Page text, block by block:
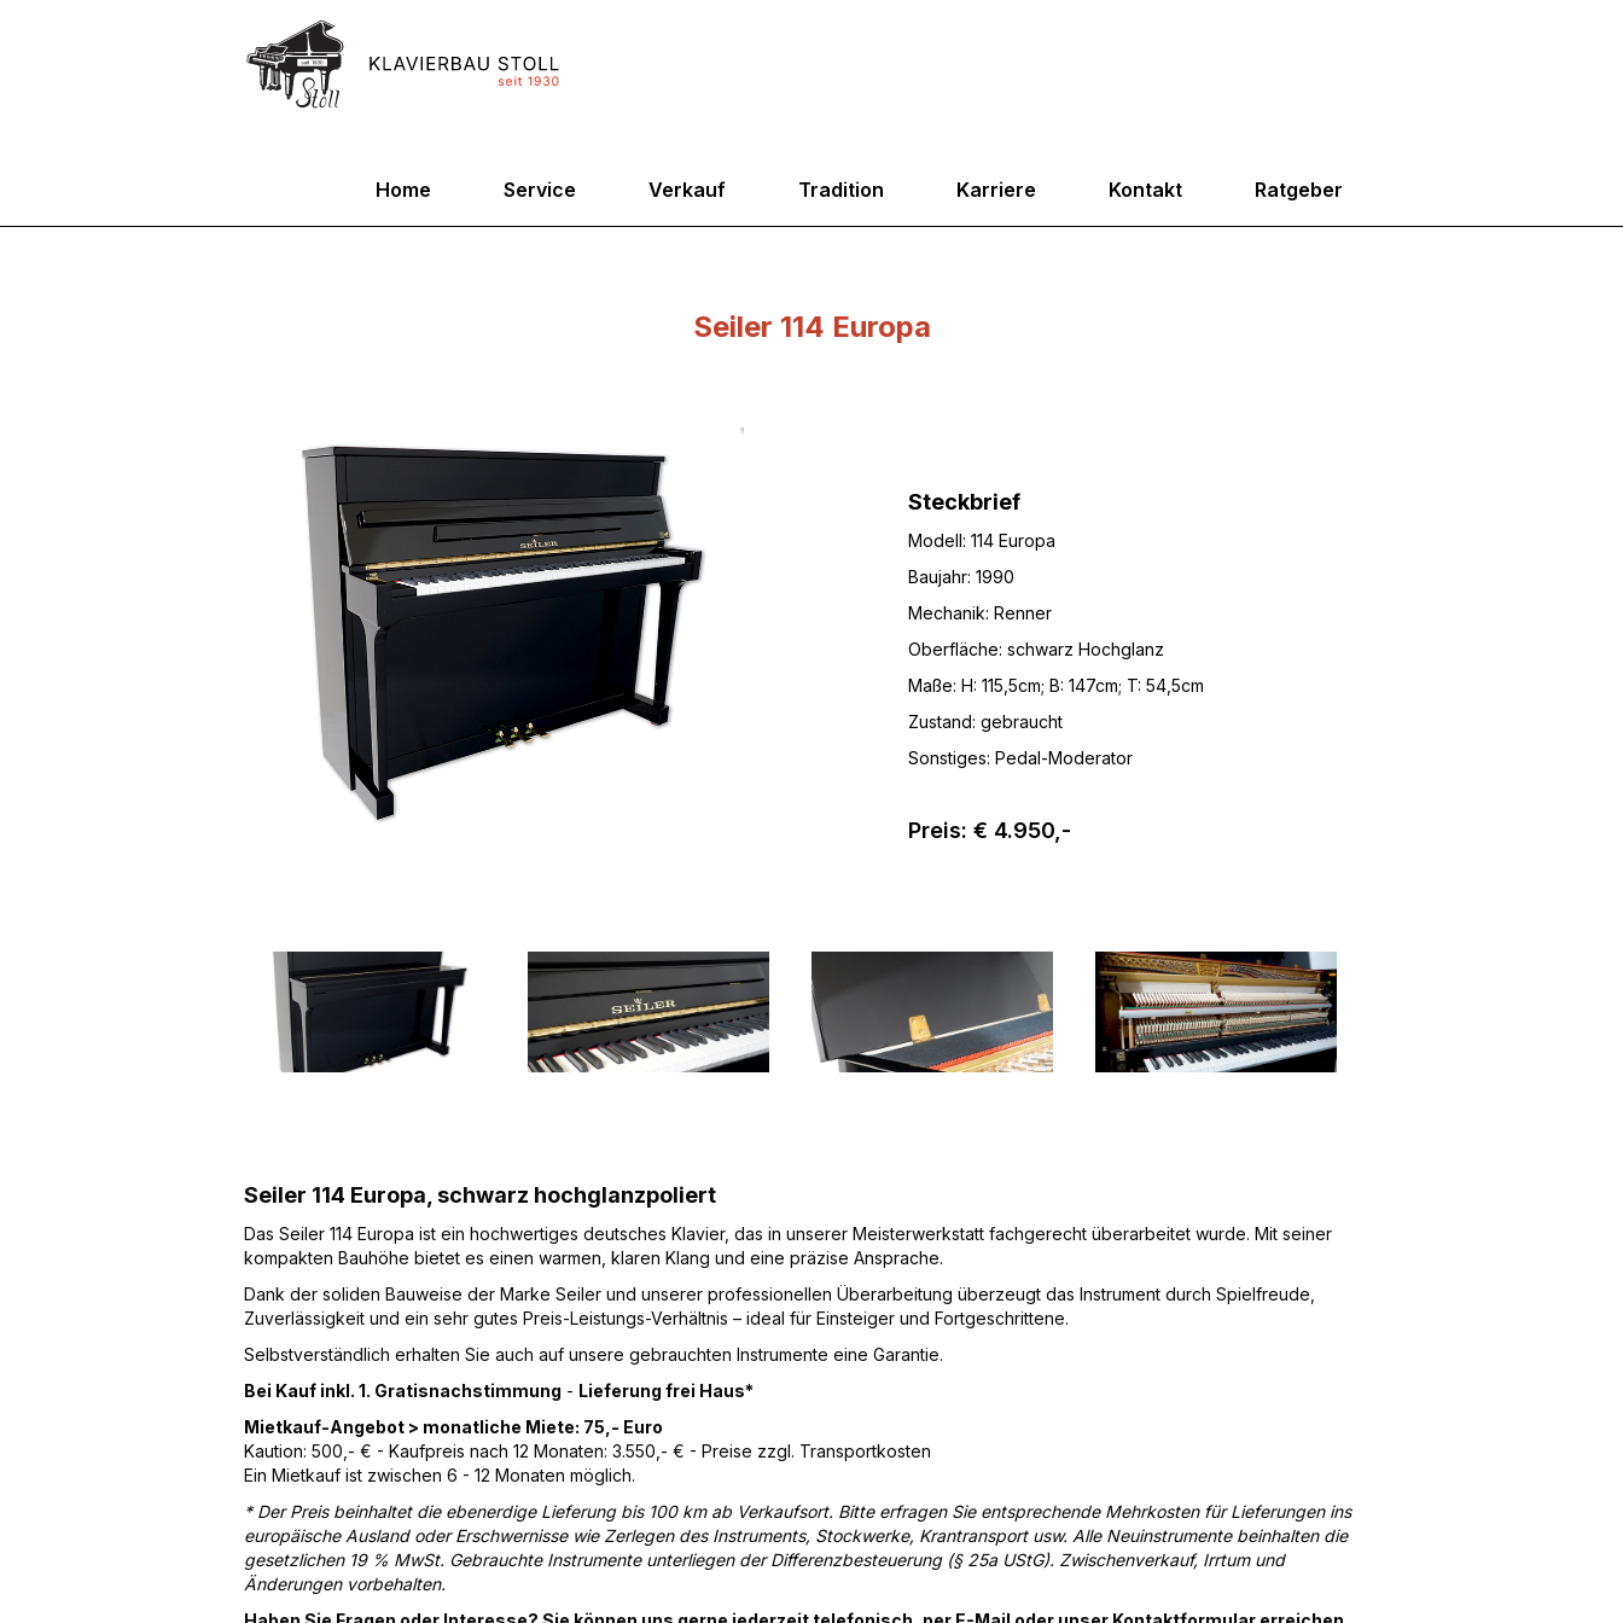
Home Service Verkauf Tradition Karriere Kontakt Ratgeber
Seiler 114 Europa
Steckbrief
Modell: 114 Europa
Baujahr: 1990
Mechanik: Renner
Oberfläche: schwarz Hochglanz
Maße: H: 115,5cm; B: 147cm; T: 54,5cm
Zustand: gebraucht
Sonstiges: Pedal-Moderator
Preis: € 4.950,-
Seiler 114 Europa, schwarz hochglanzpoliert
Das Seiler 114 Europa ist ein hochwertiges deutsches Klavier, das in unserer Meisterwerkstatt fachgerecht überarbeitet wurde. Mit seiner
kompakten Bauhöhe bietet es einen warmen, klaren Klang und eine präzise Ansprache.
Dank der soliden Bauweise der Marke Seiler und unserer professionellen Überarbeitung überzeugt das Instrument durch Spielfreude,
Zuverlässigkeit und ein sehr gutes Preis-Leistungs-Verhältnis – ideal für Einsteiger und Fortgeschrittene.
Selbstverständlich erhalten Sie auch auf unsere gebrauchten Instrumente eine Garantie.
Bei Kauf inkl. 1. Gratisnachstimmung - Lieferung frei Haus*
Mietkauf-Angebot > monatliche Miete: 75,- Euro
Kaution: 500,- € - Kaufpreis nach 12 Monaten: 3.550,- € - Preise zzgl. Transportkosten
Ein Mietkauf ist zwischen 6 - 12 Monaten möglich.
* Der Preis beinhaltet die ebenerdige Lieferung bis 100 km ab Verkaufsort. Bitte erfragen Sie entsprechende Mehrkosten für Lieferungen ins
europäische Ausland oder Erschwernisse wie Zerlegen des Instruments, Stockwerke, Krantransport usw. Alle Neuinstrumente beinhalten die
gesetzlichen 19 % MwSt. Gebrauchte Instrumente unterliegen der Differenzbesteuerung (§ 25a UStG). Zwischenverkauf, Irrtum und
Änderungen vorbehalten.